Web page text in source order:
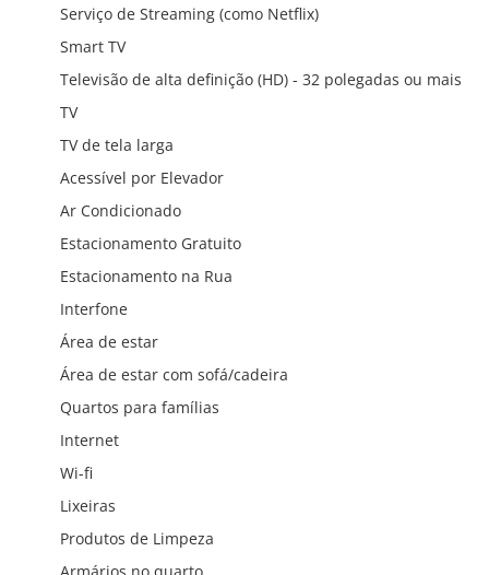
Serviço de Streaming (como Netflix)
Smart TV
Televisão de alta definição (HD) - 32 polegadas ou mais
TV
TV de tela larga
Acessível por Elevador
Ar Condicionado
Estacionamento Gratuito
Estacionamento na Rua
Interfone
Área de estar
Área de estar com sofá/cadeira
Quartos para famílias
Internet
Wi-fi
Lixeiras
Produtos de Limpeza
Armários no quarto